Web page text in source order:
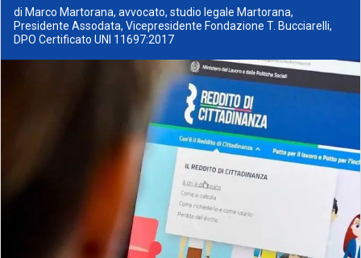
di Marco Martorana, avvocato, studio legale Martorana,
Presidente Assodata, Vicepresidente Fondazione T. Bucciarelli,
DPO Certificato UNI 11697:2017